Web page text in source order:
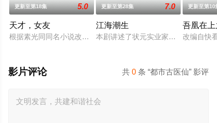
更新至第18集 5.0
天才，女友
根据素光同同名小说改编。江逾白长大以后，林知夏忽然对他
更新至第28集 7.0
江海潮生
本剧讲述了状元实业家张謇创办大生
更新至第10
吾凰在
改编自快
共0 条 “都市古医仙” 影评
影片评论